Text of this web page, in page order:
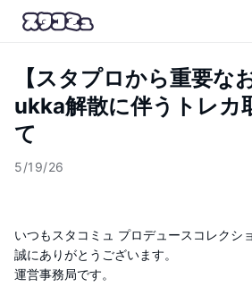
【スタプロから重要な
ukka解散に伴うトレカ
て
5/19/26
いつもスタコミュ プロデュースコレクシ
誠にありがとうございます。
運営事務局です。